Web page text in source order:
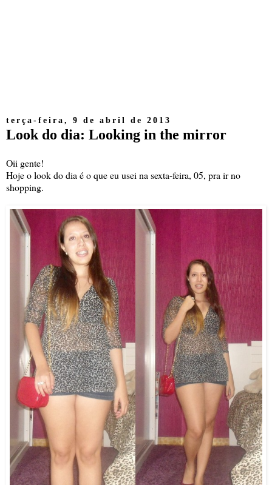
terça-feira, 9 de abril de 2013
Look do dia: Looking in the mirror
Oii gente!
Hoje o look do dia é o que eu usei na sexta-feira, 05, pra ir no
shopping.